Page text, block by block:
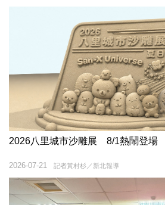
2026八里城市沙雕展 8/1熱鬧登場
記者黃村杉／新北報導
2026-07-21